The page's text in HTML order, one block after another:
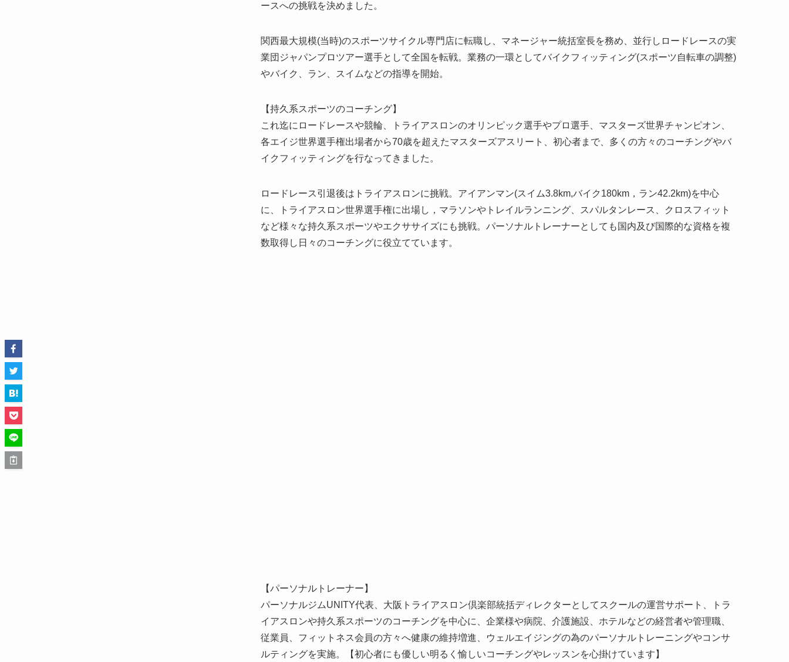
ースへの挑戦を決めました。
関西最大規模(当時)のスポーツサイクル専門店に転職し、マネージャー統括室長を務め、並行しロードレースの実
業団ジャパンプロツアー選手として全国を転戦。業務の一環としてバイクフィッティング(スポーツ自転車の調整)
やバイク、ラン、スイムなどの指導を開始。
【持久系スポーツのコーチング】
これ迄にロードレースや競輪、トライアスロンのオリンピック選手やプロ選手、マスターズ世界チャンピオン、
各エイジ世界選手権出場者から70歳を超えたマスターズアスリート、初心者まで、多くの方々のコーチングやバ
イクフィッティングを行なってきました。
ロードレース引退後はトライアスロンに挑戦。アイアンマン(スイム3.8km,バイク180km，ラン42.2km)を中心
に、トライアスロン世界選手権に出場し，マラソンやトレイルランニング、スパルタンレース、クロスフィット
など様々な持久系スポーツやエクササイズにも挑戦。パーソナルトレーナーとしても国内及び国際的な資格を複
数取得し日々のコーチングに役立てています。
【パーソナルトレーナー】
パーソナルジムUNITY代表、大阪トライアスロン倶楽部統括ディレクターとしてスクールの運営サポート、トラ
イアスロンや持久系スポーツのコーチングを中心に、企業様や病院、介護施設、ホテルなどの経営者や管理職、
従業員、フィットネス会員の方々へ健康の維持増進、ウェルエイジングの為のパーソナルトレーニングやコンサ
ルティングを実施。【初心者にも優しい明るく愉しいコーチングやレッスンを心掛けています】